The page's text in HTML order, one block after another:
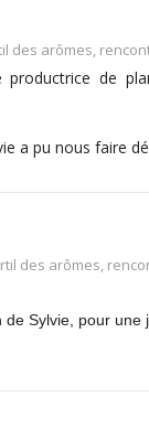
des arômes,
productrice de
a pu nous faire
des arômes,
Sylvie, pour